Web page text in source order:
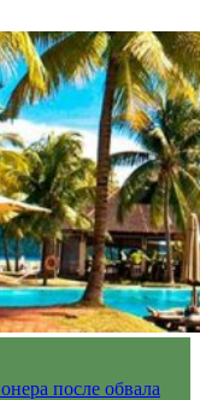
после обвала